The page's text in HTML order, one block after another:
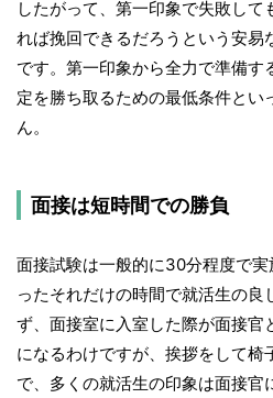
したがって、第一印象で失敗して
れば挽回できるだろうという安易
です。第一印象から全力で準備す
定を勝ち取るための最低条件とい
ん。
面接は短時間での勝負
面接試験は一般的に30分程度で
ったそれだけの時間で就活生の良
ず、面接室に入室した際が面接官
になるわけですが、挨拶をして椅
で、多くの就活生の印象は面接官